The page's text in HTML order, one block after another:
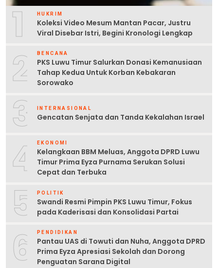
1 HUKRIM
Koleksi Video Mesum Mantan Pacar, Justru
Viral Disebar Istri, Begini Kronologi Lengkap
2 BENCANA
PKS Luwu Timur Salurkan Donasi Kemanusiaan
Tahap Kedua Untuk Korban Kebakaran
Sorowako
3 INTERNASIONAL
Gencatan Senjata dan Tanda Kekalahan Israel
4 EKONOMI
Kelangkaan BBM Meluas, Anggota DPRD Luwu
Timur Prima Eyza Purnama Serukan Solusi
Cepat dan Terbuka
5 POLITIK
Swandi Resmi Pimpin PKS Luwu Timur, Fokus
pada Kaderisasi dan Konsolidasi Partai
6 PENDIDIKAN
Pantau UAS di Towuti dan Nuha, Anggota DPRD
Prima Eyza Apresiasi Sekolah dan Dorong
Penguatan Sarana Digital